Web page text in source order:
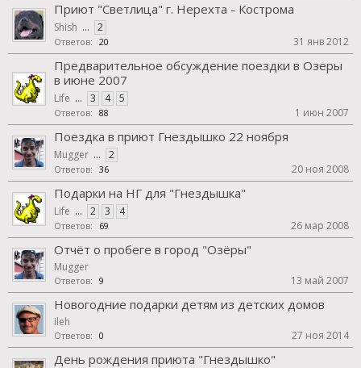
Приют "Светлица" г. Нерехта - Кострома
Shish ... 2
Ответов: 20 31 янв 2012
Предварительное обсуждение поездки в Озеры
в июне 2007
Life ... 3 4 5
Ответов: 88 1 июн 2007
Поездка в приют Гнездышко 22 ноября
Mugger ... 2
Ответов: 36 20 ноя 2008
Подарки на НГ для "Гнездышка"
Life ... 2 3 4
Ответов: 69 26 мар 2008
Отчёт о пробеге в город "Озёры"
Mugger
Ответов: 9 13 май 2007
Новогодние подарки детям из детских домов
ileh
Ответов: 0 27 ноя 2014
День рождения приюта "Гнездышко"